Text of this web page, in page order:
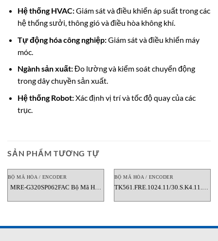
Hệ thống HVAC:Giám sát và điều khiển áp suất trong các
hệ thống sưởi, thông gió và điều hòa không khí.
Tự động hóa công nghiệp:Giám sát và điều khiển máy
móc.
Ngành sản xuất:Đo lường và kiểm soát chuyển động
trong dây chuyền sản xuất.
Hệ thống Robot:Xác định vị trí và tốc độ quay của các
trục.
SẢN PHẨM TƯƠNG TỰ
BỘ MÃ HÓA / ENCODER
MRE-G320SP062FAC Bộ Mã Hóa
BỘ MÃ HÓA / ENCODER
TK561.FRE.1024.11/